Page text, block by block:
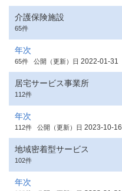
介護保険施設
65件
年次
65件 公開（更新）日 2022-01-31
居宅サービス事業所
112件
年次
112件 公開（更新）日 2023-10-16
地域密着型サービス
102件
年次